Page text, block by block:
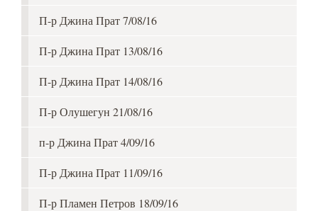
П-р Джина Прат 7/08/16
П-р Джина Прат 13/08/16
П-р Джина Прат 14/08/16
П-р Олушегун 21/08/16
п-р Джина Прат 4/09/16
П-р Джина Прат 11/09/16
П-р Пламен Петров 18/09/16